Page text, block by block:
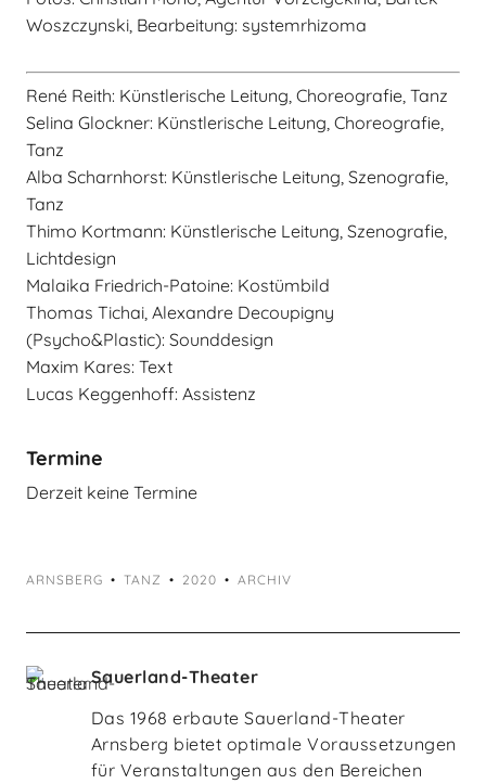
Woszczynski, Bearbeitung: systemrhizoma
René Reith: Künstlerische Leitung, Choreografie, Tanz
Selina Glockner: Künstlerische Leitung, Choreografie,
Tanz
Alba Scharnhorst: Künstlerische Leitung, Szenografie,
Tanz
Thimo Kortmann: Künstlerische Leitung, Szenografie,
Lichtdesign
Malaika Friedrich-Patoine: Kostümbild
Thomas Tichai, Alexandre Decoupigny
(Psycho&Plastic): Sounddesign
Maxim Kares: Text
Lucas Keggenhoff: Assistenz
Termine
Derzeit keine Termine
ARNSBERG TANZ 2020 ARCHIV
Sauerland-Theater
Das 1968 erbaute Sauerland-Theater
Arnsberg bietet optimale Voraussetzungen
für Veranstaltungen aus den Bereichen